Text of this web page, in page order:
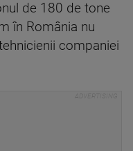
de 180 de tone
în România nu
companiei